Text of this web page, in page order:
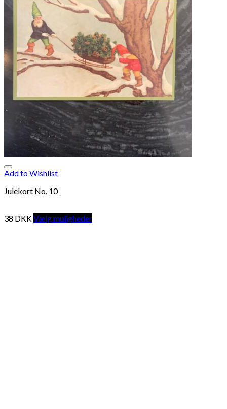
Add to Wishlist
Julekort No. 10
38 DKKVælg muligheder